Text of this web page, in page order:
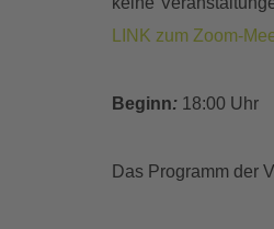
LINK zum Zoom-
Beginn: 18:00 Uhr
Das Programm der